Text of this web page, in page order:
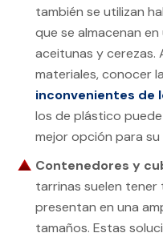
también se utilizan
que se almacenan
aceitunas y cerezas.
materiales, conocer
inconvenientes de
los de plástico
mejor opción para
Contenedores y
tarrinas suelen tener
presentan en una
tamaños. Estas